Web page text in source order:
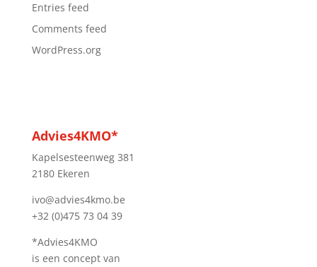
Entries feed
Comments feed
WordPress.org
Advies4KMO*
Kapelsesteenweg 381
2180 Ekeren
ivo@advies4kmo.be
+32 (0)475 73 04 39
*Advies4KMO
is een concept van